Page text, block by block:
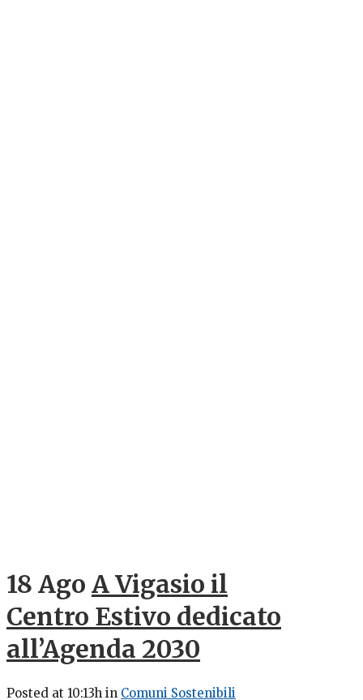
18 Ago A Vigasio il
Centro Estivo dedicato
all’Agenda 2030
Posted at 10:13h in Comuni Sostenibili